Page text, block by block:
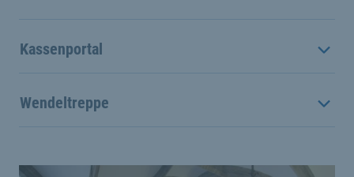
Kassenportal
Wendeltreppe